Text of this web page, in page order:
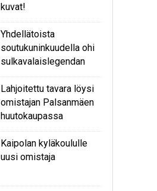
kuvat!
Yhdellätoista
soutukuninkuudella ohi
sulkavalaislegendan
Lahjoitettu tavara löysi
omistajan Palsanmäen
huutokaupassa
Kaipolan kyläkoululle
uusi omistaja